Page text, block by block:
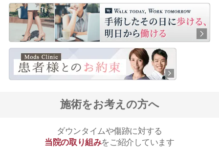
施術をお考えの方へ
ダウンタイムや傷跡に対する
当院の取り組みをご紹介しています